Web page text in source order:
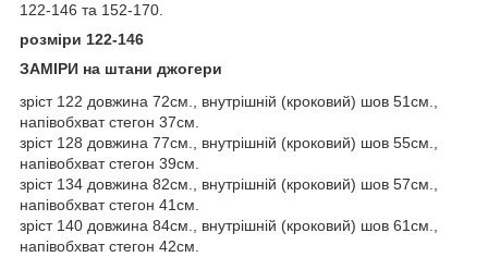
122-146 та 152-170.
розміри 122-146
ЗАМІРИ на штани джогери
зріст 122 довжина 72см., внутрішній (кроковий) шов 51см.,
напівобхват стегон 37см.
зріст 128 довжина 77см., внутрішній (кроковий) шов 55см.,
напівобхват стегон 39см.
зріст 134 довжина 82см., внутрішній (кроковий) шов 57см.,
напівобхват стегон 41см.
зріст 140 довжина 84см., внутрішній (кроковий) шов 61см.,
напівобхват стегон 42см.